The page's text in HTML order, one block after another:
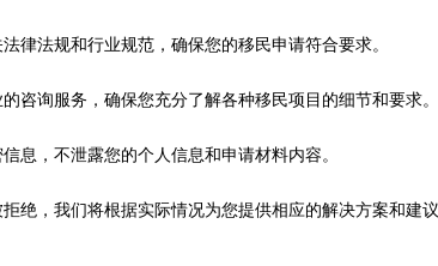
律法规和行业规范，确保您的移民申请符合要求。
咨询服务，确保您充分了解各种移民项目的细节和要求。
息，不泄露您的个人信息和申请材料内容。
绝，我们将根据实际情况为您提供相应的解决方案和建议